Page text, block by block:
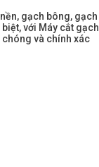
gạch bông, gạch
với Máy cắt gạch
và chính xác